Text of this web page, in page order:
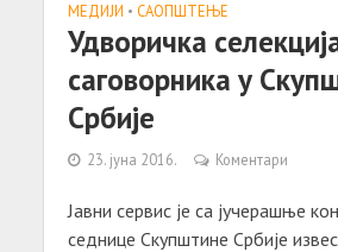
МЕДИЈИ • САОПШТЕЊE
Удворичка
саговорника у
Србије
23. јуна 2016. Коментари
Јавни сервис је са јучерашње
седнице Скупштине Србије